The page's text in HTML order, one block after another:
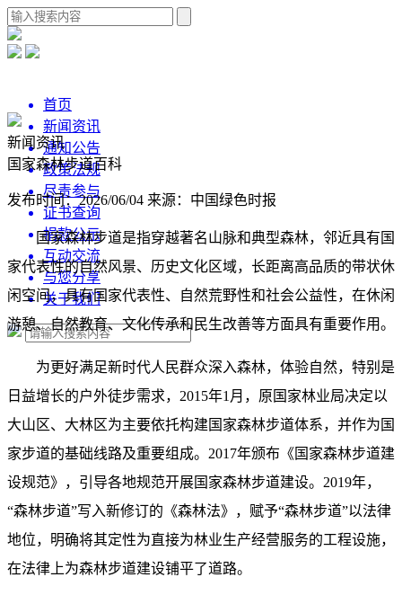
首页
新闻资讯
通知公告
政策法规
尽责参与
证书查询
捐款公示
互动交流
与您分享
关于我们
新闻资讯
国家森林步道百科
发布时间：2026/06/04 来源：中国绿色时报
国家森林步道是指穿越著名山脉和典型森林，邻近具有国
家代表性的自然风景、历史文化区域，长距离高品质的带状休
闲空间，具有国家代表性、自然荒野性和社会公益性，在休闲
游憩、自然教育、文化传承和民生改善等方面具有重要作用。
为更好满足新时代人民群众深入森林，体验自然，特别是
日益增长的户外徒步需求，2015年1月，原国家林业局决定以
大山区、大林区为主要依托构建国家森林步道体系，并作为国
家步道的基础线路及重要组成。2017年颁布《国家森林步道建
设规范》，引导各地规范开展国家森林步道建设。2019年，
“森林步道”写入新修订的《森林法》，赋予“森林步道”以法律
地位，明确将其定性为直接为林业生产经营服务的工程设施，
在法律上为森林步道建设铺平了道路。